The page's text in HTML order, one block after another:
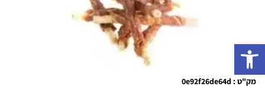
מק"ט : 0e92f26de64d
פתח סרגל נגישות